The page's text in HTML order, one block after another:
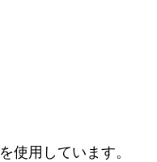
を使用しています。